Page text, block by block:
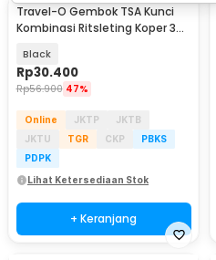
Travel-O Gembok TSA Kunci
Kombinasi Ritsleting Koper 3
Black
Rp30.400
Rp56.900 47%
Online JKTP
JKTB
JKTU
TGR CKP
PBKS
PDPK
Lihat Ketersediaan Stok
+ Keranjang